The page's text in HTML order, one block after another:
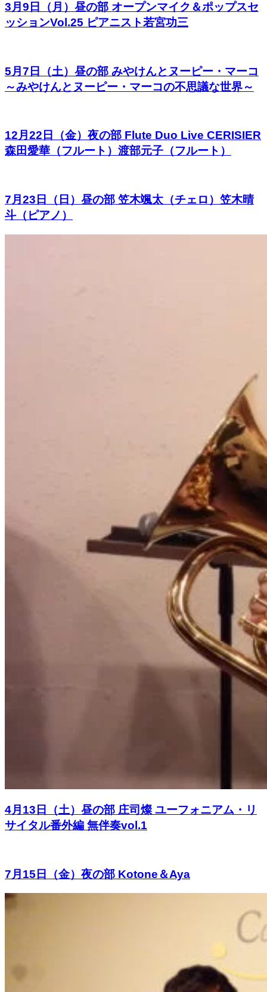
3月9日（月）昼の部 オープンマイク＆ポップスセ
ッションVol.25 ピアニスト若宮功三
5月7日（土）昼の部 みやけんとヌーピー・マーコ
～みやけんとヌーピー・マーコの不思議な世界～
12月22日（金）夜の部 Flute Duo Live CERISIER
森田愛華（フルート）渡部元子（フルート）
7月23日（日）昼の部 笠木颯太（チェロ）笠木晴
斗（ピアノ）
4月13日（土）昼の部 庄司燦 ユーフォニアム・リ
サイタル番外編 無伴奏vol.1
7月15日（金）夜の部 Kotone＆Aya